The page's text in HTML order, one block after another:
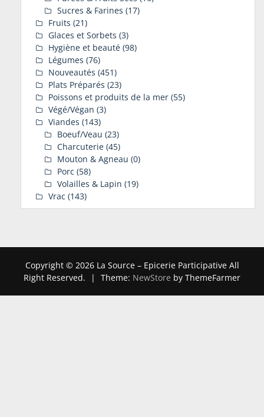
Sucres & Farines (17)
Fruits (21)
Glaces et Sorbets (3)
Hygiène et beauté (98)
Légumes (76)
Nouveautés (451)
Plats Préparés (23)
Poissons et produits de la mer (55)
Végé/Végan (3)
Viandes (143)
Boeuf/Veau (23)
Charcuterie (45)
Mouton & Agneau (0)
Porc (58)
Volailles & Lapin (19)
Vrac (143)
Copyright © 2026 La Source – Epicerie Participative All
Right Reserved.
| Theme: NewStore by ThemeFarmer